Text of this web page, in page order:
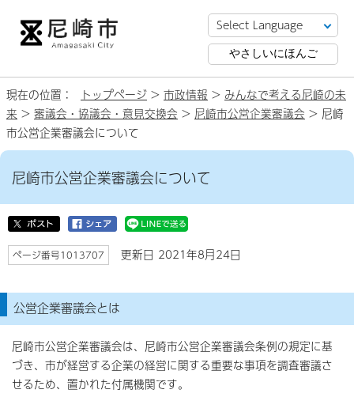
やさしいにほんご
現在の位置： トップページ > 市政情報 > みんなで考える尼崎の未
来 > 審議会・協議会・意見交換会 > 尼崎市公営企業審議会 > 尼崎
市公営企業審議会について
尼崎市公営企業審議会について
ページ番号1013707 更新日 2021年8月24日
公営企業審議会とは
尼崎市公営企業審議会は、尼崎市公営企業審議会条例の規定に基
づき、市が経営する企業の経営に関する重要な事項を調査審議さ
せるため、置かれた付属機関です。